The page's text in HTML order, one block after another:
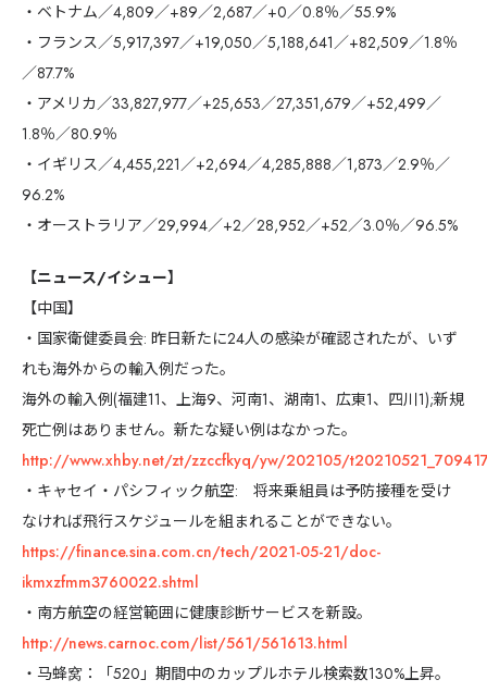
・ベトナム／4,809／+89／2,687／+0／0.8％／55.9%
・フランス／5,917,397／+19,050／5,188,641／+82,509／1.8％
／87.7%
・アメリカ／33,827,977／+25,653／27,351,679／+52,499／
1.8％／80.9％
・イギリス／4,455,221／+2,694／4,285,888／1,873／2.9％／
96.2%
・オーストラリア／29,994／+2／28,952／+52／3.0％／96.5%
【ニュース/イシュー】
【中国】
・国家衛健委員会: 昨日新たに24人の感染が確認されたが、いず
れも海外からの輸入例だった。
海外の輸入例(福建11、上海9、河南1、湖南1、広東1、四川1);新規
死亡例はありません。新たな疑い例はなかった。
http://www.xhby.net/zt/zzccfkyq/yw/202105/
・キャセイ・パシフィック航空: 将来乗組員は予防接種を受け
なければ飛行スケジュールを組まれることができない。
https://finance.sina.com.cn/tech/2021-05-21/doc-
ikmxzfmm3760022.shtml
・南方航空の経営範囲に健康診断サービスを新設。
http://news.carnoc.com/list/561/561613.html
・马蜂窝：「520」期間中のカップルホテル検索数130%上昇。